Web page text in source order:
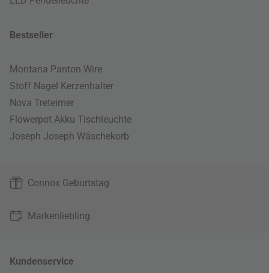
Bestseller
Montana Panton Wire
Stoff Nagel Kerzenhalter
Nova Treteimer
Flowerpot Akku Tischleuchte
Joseph Joseph Wäschekorb
Connox Geburtstag
Markenliebling
Kundenservice